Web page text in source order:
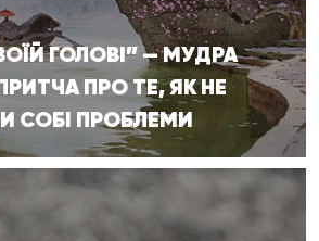
ГОЛОВІ” — МУДРА
ПРО ТЕ, ЯК НЕ
СОБІ ПРОБЛЕМИ